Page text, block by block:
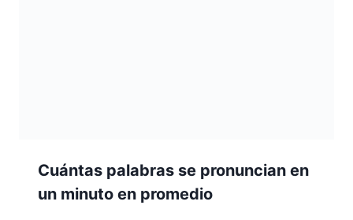
Cuántas palabras se pronuncian en
un minuto en promedio